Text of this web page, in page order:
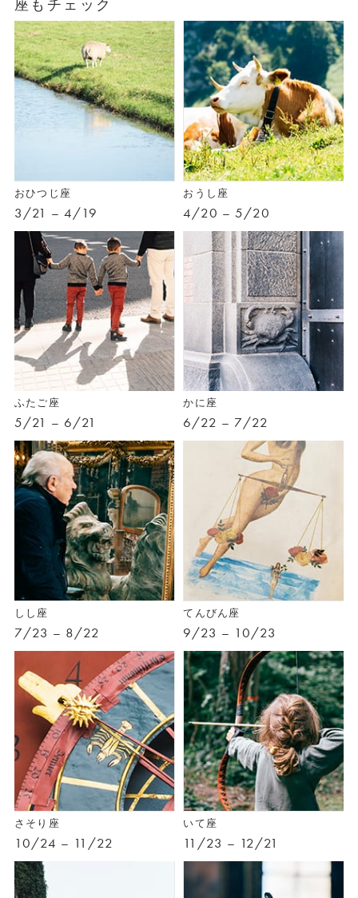
座もチェック
おひつじ座
3/21 – 4/19
おうし座
4/20 – 5/20
ふたご座
5/21 – 6/21
かに座
6/22 – 7/22
しし座
7/23 – 8/22
てんびん座
9/23 – 10/23
さそり座
10/24 – 11/22
いて座
11/23 – 12/21